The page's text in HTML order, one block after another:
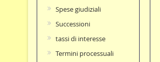
Spese giudiziali
Successioni
tassi di interesse
Termini processuali